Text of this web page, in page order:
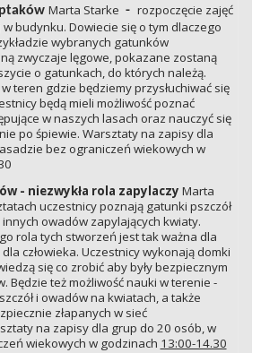
Marta Starke - rozpoczęcie zajęć
w budynku. Dowiecie się o tym dlaczego
wybranych gatunków
zwyczaje lęgowe, pokazane zostaną
o gatunkach, do których należą.
teren gdzie będziemy przysłuchiwać się
będą mieli możliwość poznać
w naszych lasach oraz nauczyć się
po śpiewie. Warsztaty na zapisy dla
bez ograniczeń wiekowych w
- niezwykła rola zapylaczy Marta
uczestnicy poznają gatunki pszczół
owadów zapylających kwiaty.
rola tych stworzeń jest tak ważna dla
człowieka. Uczestnicy wykonają domki
się co zrobić aby były bezpiecznym
Będzie też możliwość nauki w terenie -
i owadów na kwiatach, a także
złapanych w sieć
na zapisy dla grup do 20 osób, w
wiekowych w godzinach 13:00-14.30